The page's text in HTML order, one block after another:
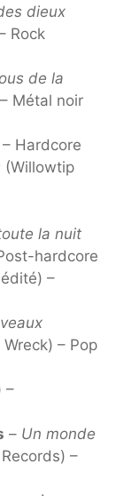
dieux
Rock
de la
Métal noir
Hardcore
(Willowtip
la nuit
hardcore
–
– Pop
–
– Un monde
–